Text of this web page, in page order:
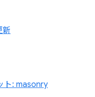
新
ト: masonry